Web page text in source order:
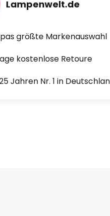
Lampenwelt.de
größte Markenauswahl
kostenlose Retoure
Jahren Nr. 1 in